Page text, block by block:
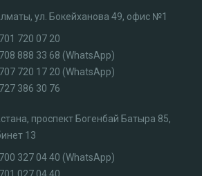
ул. Бокейханова 49, офис №1
720 07 20
888 33 68 (WhatsApp)
720 17 20 (WhatsApp)
386 30 76
проспект Богенбай Батыра 85,
13
327 04 40 (WhatsApp)